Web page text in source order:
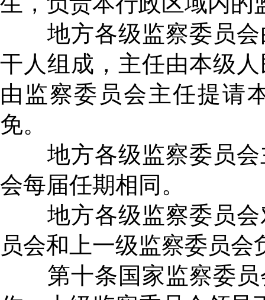
地方各级监察委员会
干人组成，主任由本级
由监察委员会主任提请
免。
地方各级监察委员会
会每届任期相同。
地方各级监察委员会
员会和上一级监察委员
第十条国家监察委员